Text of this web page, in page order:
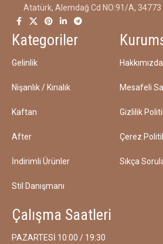
Atatürk, Alemdağ Cd NO:91/A,
Kategoriler
Gelinlik
Nişanlık / Kınalık
Kaftan
After
İndirimli Ürünler
Stil Danışmanı
Hakkımızda
Mesafeli
Gizlilik
Çerez
Sıkça
Çalışma Saatleri
PAZARTESİ 10:00 / 19:30